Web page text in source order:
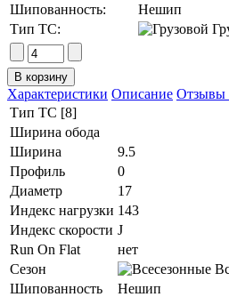
Шипованность:
Нешип
Тип ТС:
Характеристики Описание Отзывы
Тип ТС [8]
Ширина обода
Ширина
9.5
Профиль
0
Диаметр
17
Индекс нагрузки 143
Индекс скорости J
Run On Flat
нет
Сезон
Шипованность
Нешип